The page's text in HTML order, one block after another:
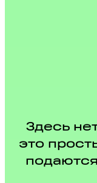
Здесь
это